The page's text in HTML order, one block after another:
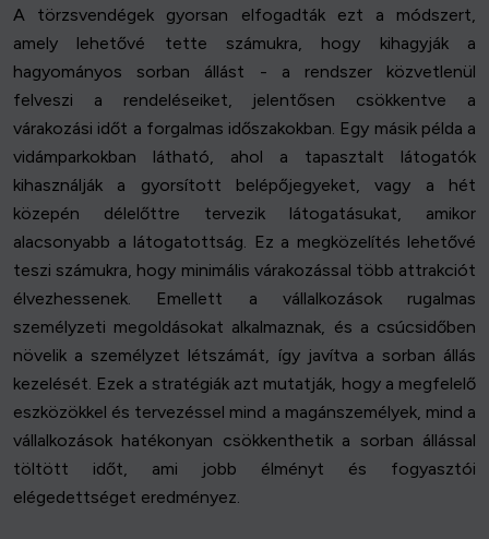
A törzsvendégek gyorsan elfogadták ezt a módszert,
amely lehetővé tette számukra, hogy kihagyják a
hagyományos sorban állást - a rendszer közvetlenül
felveszi a rendeléseiket, jelentősen csökkentve a
várakozási időt a forgalmas időszakokban. Egy másik példa a
vidámparkokban látható, ahol a tapasztalt látogatók
kihasználják a gyorsított belépőjegyeket, vagy a hét
közepén délelőttre tervezik látogatásukat, amikor
alacsonyabb a látogatottság. Ez a megközelítés lehetővé
teszi számukra, hogy minimális várakozással több attrakciót
élvezhessenek. Emellett a vállalkozások rugalmas
személyzeti megoldásokat alkalmaznak, és a csúcsidőben
növelik a személyzet létszámát, így javítva a sorban állás
kezelését. Ezek a stratégiák azt mutatják, hogy a megfelelő
eszközökkel és tervezéssel mind a magánszemélyek, mind a
vállalkozások hatékonyan csökkenthetik a sorban állással
töltött időt, ami jobb élményt és fogyasztói
elégedettséget eredményez.